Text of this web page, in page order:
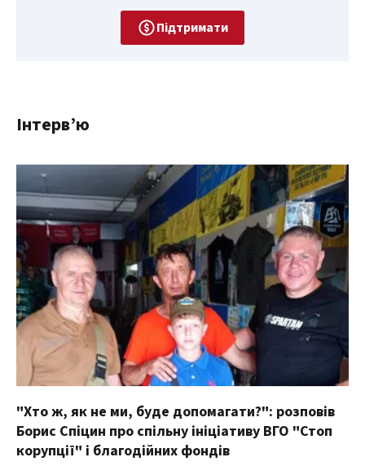
Підтримати
Інтерв’ю
"Хто ж, як не ми, буде допомагати?": розповів
Борис Спіцин про спільну ініціативу ВГО "Стоп
корупції" і благодійних фондів